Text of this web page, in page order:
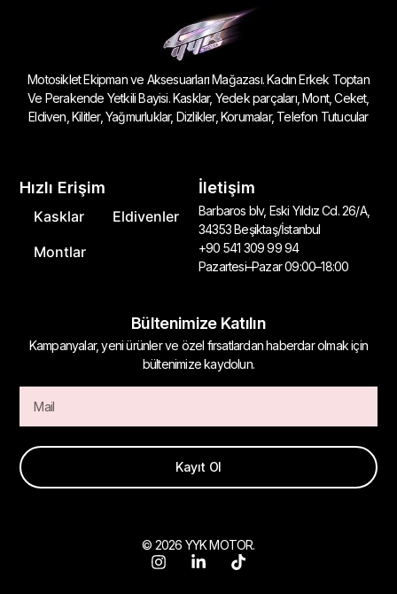
Motosiklet Ekipman ve Aksesuarları Mağazası. Kadın Erkek Toptan
Ve Perakende Yetkili Bayisi. Kasklar, Yedek parçaları, Mont, Ceket,
Eldiven, Kilitler, Yağmurluklar, Dizlikler, Korumalar, Telefon Tutucular
Hızlı Erişim
Kasklar
Eldivenler
Montlar
İletişim
Barbaros blv, Eski Yıldız Cd. 26/A,
34353 Beşiktaş/İstanbul
+90 541 309 99 94
Pazartesi–Pazar 09:00–18:00
Bültenimize Katılın
Kampanyalar, yeni ürünler ve özel fırsatlardan haberdar olmak için
bültenimize kaydolun.
Kayıt Ol
© 2026 YYK MOTOR.